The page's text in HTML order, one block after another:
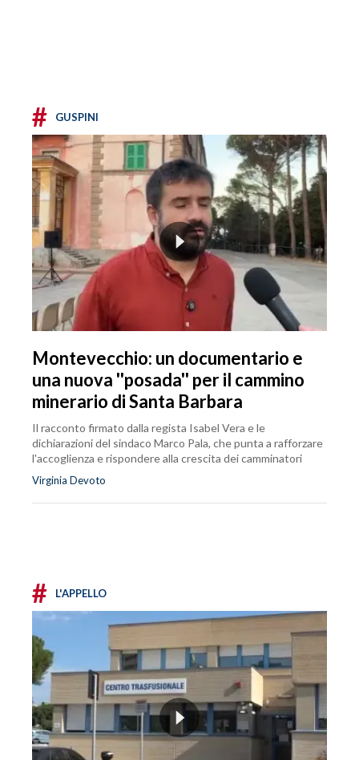
# GUSPINI
Montevecchio: un documentario e
una nuova ''posada'' per il cammino
minerario di Santa Barbara
Il racconto firmato dalla regista Isabel Vera e le
dichiarazioni del sindaco Marco Pala, che punta a rafforzare
l'accoglienza e rispondere alla crescita dei camminatori
Virginia Devoto
# L'APPELLO